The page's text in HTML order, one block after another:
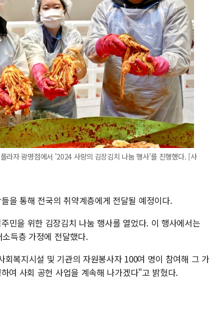
라자 광명점에서 '2024 사랑의 김장김치 나눔 행사'를 진행했다. [사
을 통해 전국의 취약계층에게 전달될 예정이다.
민을 위한 김장김치 나눔 행사를 열었다. 이 행사에서는
득층 가정에 전달했다.
복지시설 및 기관의 자원봉사자 100여 명이 참여해 그 가
여 사회 공헌 사업을 계속해 나가겠다"고 밝혔다.